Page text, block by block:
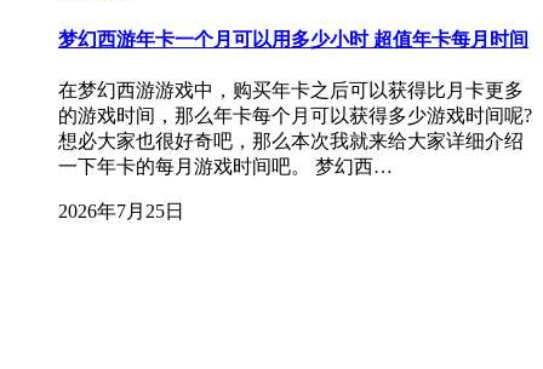
梦幻西游年卡一个月可以用多少小时 超值年卡每月时间
在梦幻西游游戏中，购买年卡之后可以获得比月卡更多
的游戏时间，那么年卡每个月可以获得多少游戏时间呢?
想必大家也很好奇吧，那么本次我就来给大家详细介绍
一下年卡的每月游戏时间吧。 梦幻西…
2026年7月25日